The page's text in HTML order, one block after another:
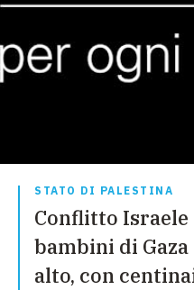
STATO DI PALESTINA
Conflitto Israele
bambini di
alto, con